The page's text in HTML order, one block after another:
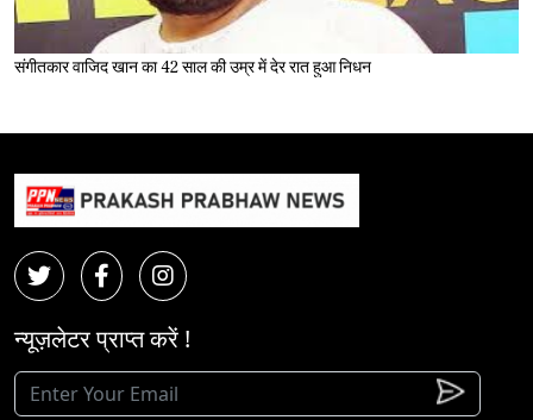
संगीतकार वाजिद खान का 42 साल की उम्र में देर रात हुआ निधन
न्यूज़लेटर प्राप्त करें !